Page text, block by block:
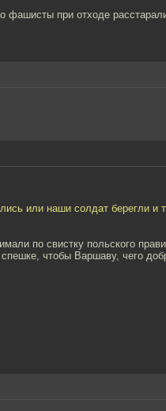
фашисты при отходе
или наши солдат берегли и
по свистку польского
чтобы Варшаву, чего